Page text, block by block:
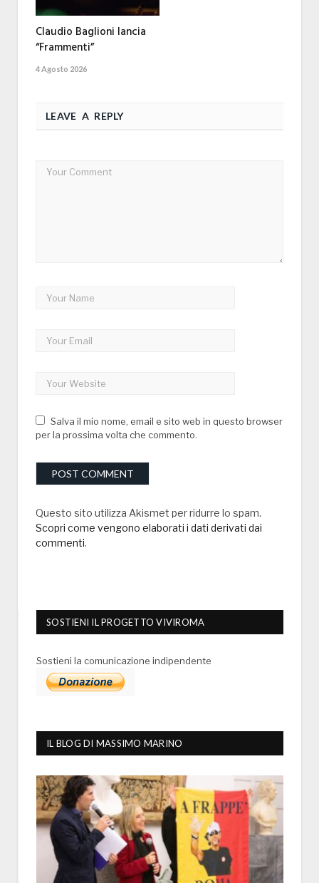
Claudio Baglioni lancia
“Frammenti”
4 Agosto 2026
LEAVE A REPLY
Salva il mio nome, email e sito web in questo browser
per la prossima volta che commento.
Questo sito utilizza Akismet per ridurre lo spam.
Scopri come vengono elaborati i dati derivati dai
commenti.
SOSTIENI IL PROGETTO VIVIROMA
Sostieni la comunicazione indipendente
IL BLOG DI MASSIMO MARINO